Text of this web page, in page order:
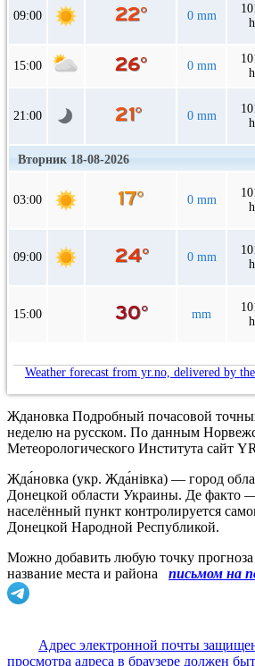
09:00 0 mm
15:00 0 mm
21:00 0 mm
Вторник 18-08-2026
03:00 0 mm
09:00 0 mm
15:00 mm
Weather forecast from yr.no, delivered by
Ждановка Подробный почасовой
неделю на русском. По данным
Метеорологического Института сайт
Жда́новка (укр. Жда́нівка) — город
Донецкой области Украины. Де факто
населённый пункт контролируется
Донецкой Народной Республикой.
Можно добавить любую точку
название места и района
письмом на
Адрес электронной почты
просмотра адреса в браузере должен